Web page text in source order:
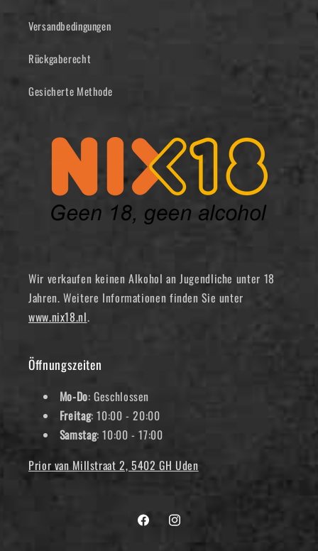
Versandbedingungen
Rückgaberecht
Gesicherte Methode
Wir verkaufen keinen Alkohol an Jugendliche unter 18
Jahren. Weitere Informationen finden Sie unter
www.nix18.nl.
Öffnungszeiten
Mo-Do: Geschlossen
Freitag: 10:00 - 20:00
Samstag: 10:00 - 17:00
Prior van Millstraat 2, 5402 GH Uden
FacebookInstagram